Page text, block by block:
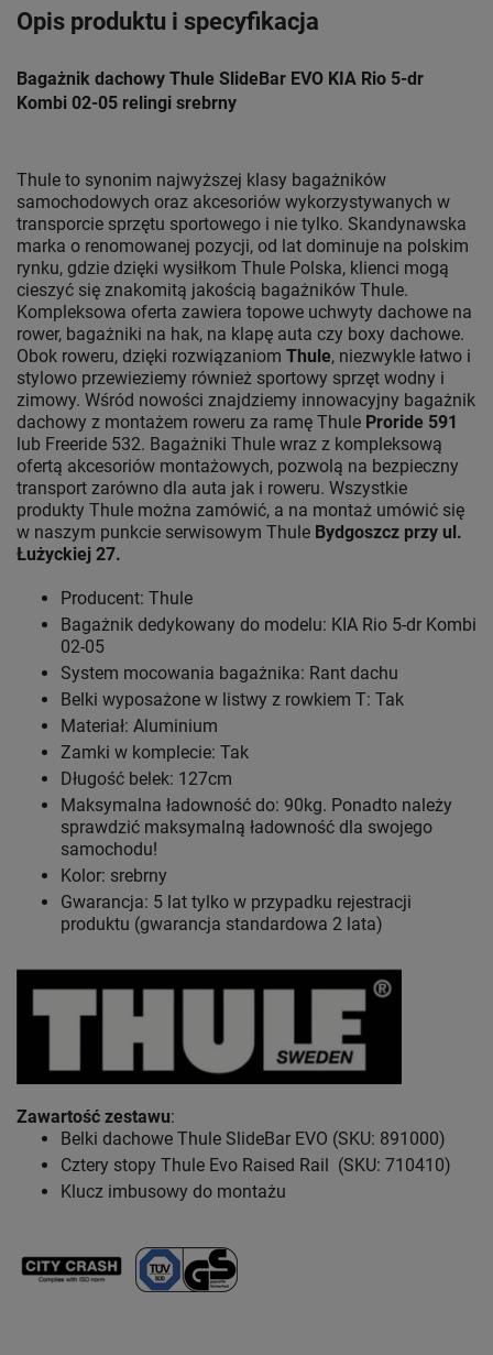
Opis produktu i specyfikacja
Bagażnik dachowy Thule SlideBar EVO KIA Rio 5-dr
Kombi 02-05 relingi srebrny
Thule to synonim najwyższej klasy bagażników
samochodowych oraz akcesoriów wykorzystywanych w
transporcie sprzętu sportowego i nie tylko. Skandynawska
marka o renomowanej pozycji, od lat dominuje na polskim
rynku, gdzie dzięki wysiłkom Thule Polska, klienci mogą
cieszyć się znakomitą jakością bagażników Thule.
Kompleksowa oferta zawiera topowe uchwyty dachowe na
rower, bagażniki na hak, na klapę auta czy boxy dachowe.
Obok roweru, dzięki rozwiązaniom Thule, niezwykle łatwo i
stylowo przewieziemy również sportowy sprzęt wodny i
zimowy. Wśród nowości znajdziemy innowacyjny bagażnik
dachowy z montażem roweru za ramę Thule Proride 591
lub Freeride 532. Bagażniki Thule wraz z kompleksową
ofertą akcesoriów montażowych, pozwolą na bezpieczny
transport zarówno dla auta jak i roweru. Wszystkie
produkty Thule można zamówić, a na montaż umówić się
w naszym punkcie serwisowym Thule Bydgoszcz przy ul.
Łużyckiej 27.
Producent: Thule
Bagażnik dedykowany do modelu: KIA Rio 5-dr Kombi
02-05
System mocowania bagażnika: Rant dachu
Belki wyposażone w listwy z rowkiem T: Tak
Materiał: Aluminium
Zamki w komplecie: Tak
Długość belek: 127cm
Maksymalna ładowność do: 90kg. Ponadto należy
sprawdzić maksymalną ładowność dla swojego
samochodu!
Kolor: srebrny
Gwarancja: 5 lat tylko w przypadku rejestracji
produktu (gwarancja standardowa 2 lata)
Zawartość zestawu:
Belki dachowe Thule SlideBar EVO (SKU: 891000)
Cztery stopy Thule Evo Raised Rail (SKU: 710410)
Klucz imbusowy do montażu